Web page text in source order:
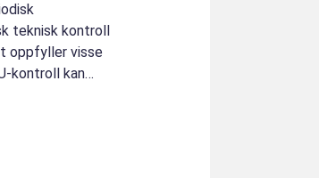
teknisk kontroll
oppfyller visse
kontroll kan